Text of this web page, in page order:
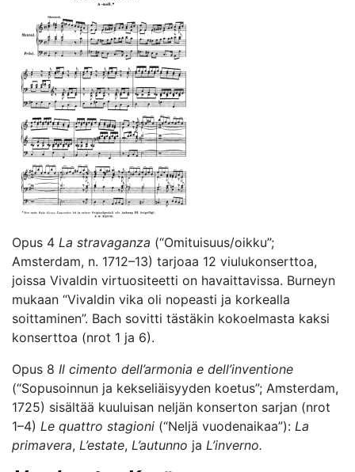
Opus 4 La stravaganza (“Omituisuus/oikku”;
Amsterdam, n. 1712–13) tarjoaa 12 viulukonserttoa,
joissa Vivaldin virtuositeetti on havaittavissa. Burneyn
mukaan “Vivaldin vika oli nopeasti ja korkealla
soittaminen”. Bach sovitti tästäkin kokoelmasta kaksi
konserttoa (nrot 1 ja 6).
Opus 8 Il cimento dell’armonia e dell’inventione
(“Sopusoinnun ja kekseliäisyyden koetus”; Amsterdam,
1725) sisältää kuuluisan neljän konserton sarjan (nrot
1–4) Le quattro stagioni (“Neljä vuodenaikaa”): La
primavera, L’estate, L’autunno ja L’inverno.